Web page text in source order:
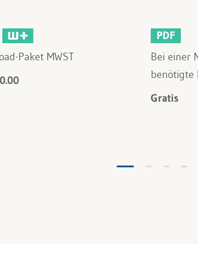
Paket MWST
PDF
Bei einer
benötigte
Gratis